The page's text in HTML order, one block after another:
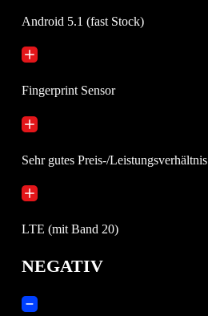
Android 5.1 (fast Stock)
Fingerprint Sensor
Sehr gutes Preis-/Leistungsverhältnis
LTE (mit Band 20)
NEGATIV